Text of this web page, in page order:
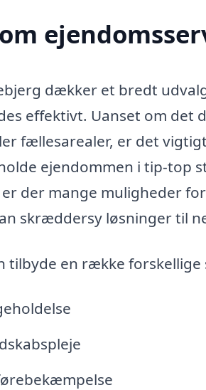
dækker et bredt
effektivt. Uanset om det
fællesarealer, er det
ejendommen i tip-top
der mange muligheder
skræddersy løsninger til
tilbyde en række